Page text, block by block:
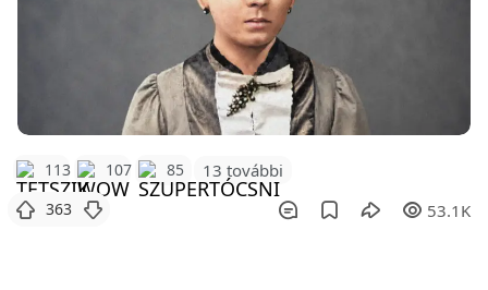
113 107 85 13 további
363 53.1K